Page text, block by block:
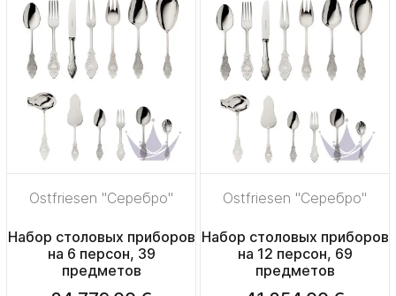
Ostfriesen "Серебро"
Набор столовых приборов
на 6 персон, 39
предметов
Ostfriesen "Серебро"
Набор столовых приборов
на 12 персон, 69
предметов